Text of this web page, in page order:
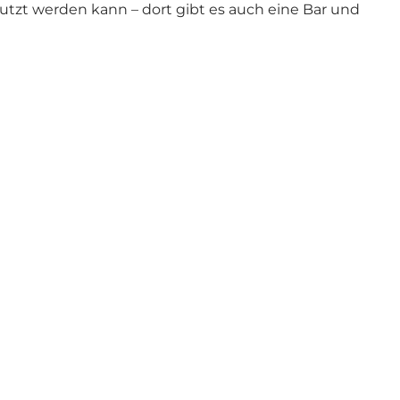
werden kann – dort gibt es auch eine Bar und